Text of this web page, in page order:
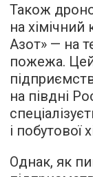
Також
на
Азот» — на
пожежа.
на півдні
і побутової
Однак, як